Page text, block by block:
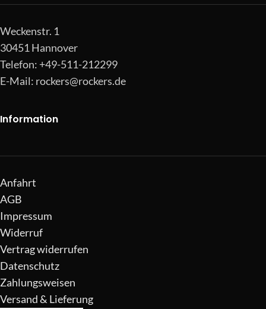
Weckenstr. 1
30451 Hannover
Telefon: +49-511-212299
E-Mail: rockers@rockers.de
Information
Anfahrt
AGB
Impressum
Widerruf
Vertrag widerrufen
Datenschutz
Zahlungsweisen
Versand & Lieferung